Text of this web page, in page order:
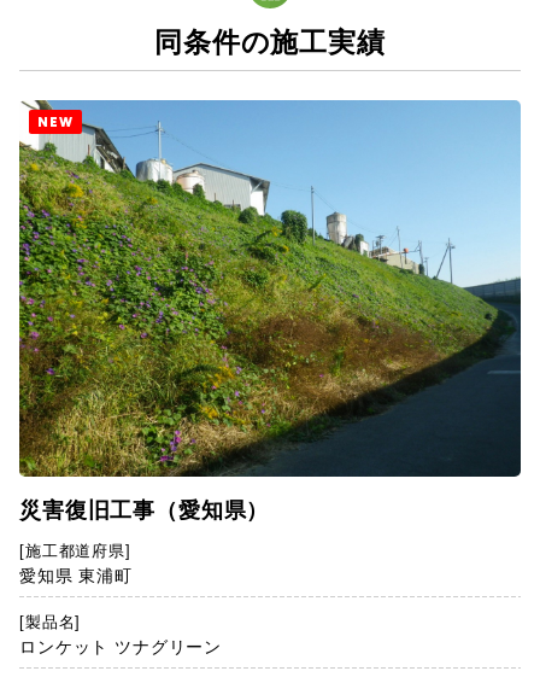
同条件の施工実績
NEW
災害復旧工事（愛知県）
[施工都道府県]
愛知県 東浦町
[製品名]
ロンケット ツナグリーン